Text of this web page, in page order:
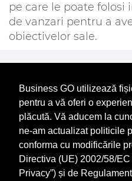
Business GO utilizează
pentru a vă oferi o
plăcută. Vă aducem la
ne-am actualizat politicile
conforma cu modificările
Directiva (UE) 2002/58/EC
Privacy”) și de
pe care le poate folosi
de vanzari pentru a
obiectivelor sale.
Gestionează,
Dă start afacerii tale
cu
ÎNCEPE